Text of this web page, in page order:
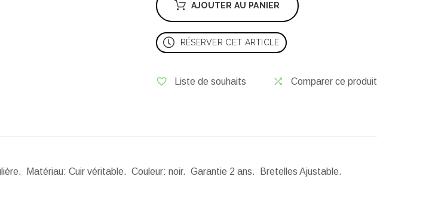
AJOUTER AU PANIER
RÉSERVER CET ARTICLE
Liste de souhaits Comparer ce produit
Matériau: Cuir véritable. Couleur: noir. Garantie 2 ans. Bretelles Ajustable.